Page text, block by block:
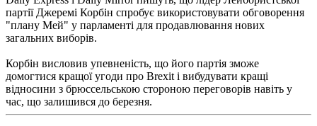
партії Джеремі Корбін спробує використовувати обговорення
"плану Мей" у парламенті для продавлювання нових
загальних виборів.
Корбін висловив упевненість, що його партія зможе
домогтися кращої угоди про Brexit і вибудувати кращі
відносини з брюссельською стороною переговорів навіть у
час, що залишився до березня.